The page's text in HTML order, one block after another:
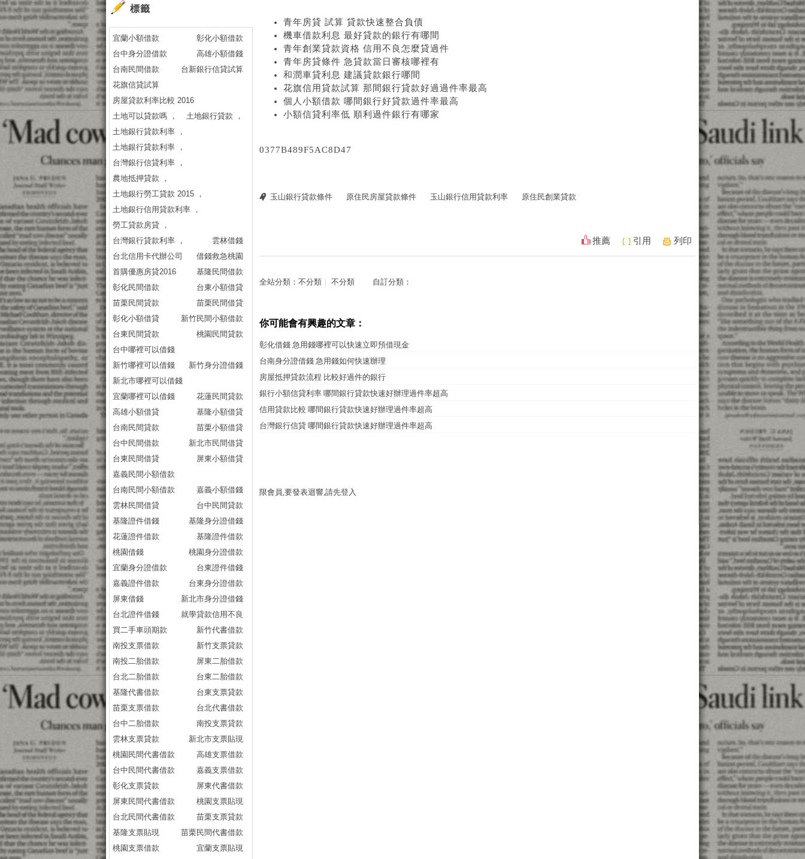
青年房貸 試算 貸款快速整合負債
機車借款利息 最好貸款的銀行有哪間
青年創業貸款資格 信用不良怎麼貸過件
青年房貸條件 急貸款當日審核哪裡有
和潤車貸利息 建議貸款銀行哪間
花旗信用貸款試算 那間銀行貸款好過過件率最高
個人小額借款 哪間銀行好貸款過件率最高
小額信貸利率低 順利過件銀行有哪家
0377B489F5AC8D47
玉山銀行貸款條件 原住民房屋貸款條件 玉山銀行信用貸款利率 原住民創業貸款
推薦 引用 列印
全站分類： 不分類 不分類 自訂分類：
你可能會有興趣的文章：
彰化借錢 急用錢哪裡可以快速立即預借現金
台南身分證借錢 急用錢如何快速辦理
房屋抵押貸款流程 比較好過件的銀行
銀行小額信貸利率 哪間銀行貸款快速好辦理過件率超高
信用貸款比較 哪間銀行貸款快速好辦理過件率超高
台灣銀行信貸 哪間銀行貸款快速好辦理過件率超高
限會員,要發表迴響,請先登入
標籤
宜蘭小額借款
彰化小額借款
台中身分證借款
高雄小額借錢
台南民間借款
台新銀行信貸試算
花旗信貸試算
房屋貸款利率比較 2016
土地可以貸款嗎 ，
土地銀行貸款 ，
土地銀行貸款利率 ，
土地銀行貸款利率 ，
台灣銀行信貸利率 ，
農地抵押貸款 ，
土地銀行勞工貸款 2015 ，
土地銀行信用貸款利率 ，
勞工貸款房貸 ，
台灣銀行貸款利率 ，
雲林借錢
台北信用卡代辦公司
借錢救急桃園
首購優惠房貸2016
基隆民間借款
彰化民間借款
台東小額借貸
苗栗民間貸款
苗栗民間借貸
彰化小額借貸
新竹民間小額借款
台東民間貸款
桃園民間貸款
台中哪裡可以借錢
新竹哪裡可以借錢
新竹身分證借錢
新北市哪裡可以借錢
宜蘭哪裡可以借錢
花蓮民間貸款
高雄小額借貸
基隆小額借貸
台南民間貸款
苗栗小額借貸
台中民間借款
新北市民間借貸
台東民間借貸
屏東小額借貸
嘉義民間小額借款
台南民間小額借款
嘉義小額借錢
雲林民間借貸
台中民間貸款
基隆證件借錢
基隆身分證借錢
花蓮證件借款
基隆證件借款
桃園借錢
桃園身分證借款
宜蘭身分證借款
台東證件借錢
嘉義證件借款
台東身分證借款
屏東借錢
新北市身分證借錢
台北證件借錢
就學貸款信用不良
買二手車頭期款
新竹代書借款
南投支票借款
新竹支票貸款
南投二胎借款
屏東二胎借款
台北二胎借款
台東二胎借款
基隆代書借款
台東支票貸款
苗栗支票借款
台北代書借款
台中二胎借款
南投支票貸款
雲林支票貸款
新北市支票貼現
桃園民間代書借款
高雄支票借款
台中民間代書借款
嘉義支票借款
彰化支票貸款
屏東代書借款
屏東民間代書借款
桃園支票貼現
台北民間代書借款
苗栗支票貸款
基隆支票貼現
苗栗民間代書借款
桃園支票借款
宜蘭支票貼現